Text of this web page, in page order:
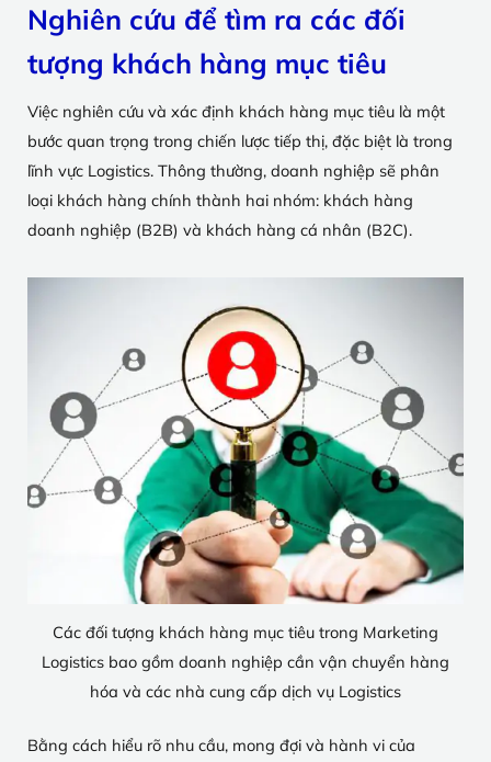
Nghiên cứu để tìm ra các đối
tượng khách hàng mục tiêu
Việc nghiên cứu và xác định khách hàng mục tiêu là một
bước quan trọng trong chiến lược tiếp thị, đặc biệt là trong
lĩnh vực Logistics. Thông thường, doanh nghiệp sẽ phân
loại khách hàng chính thành hai nhóm: khách hàng
doanh nghiệp (B2B) và khách hàng cá nhân (B2C).
Các đối tượng khách hàng mục tiêu trong Marketing
Logistics bao gồm doanh nghiệp cần vận chuyển hàng
hóa và các nhà cung cấp dịch vụ Logistics
Bằng cách hiểu rõ nhu cầu, mong đợi và hành vi của